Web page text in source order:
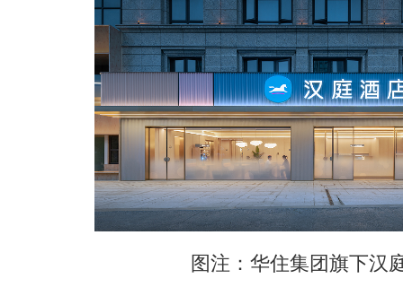
图注：华住集团旗下汉